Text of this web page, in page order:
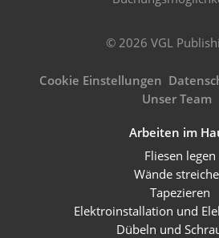
© 2026 VGL
Cookie Einstellungen
Unser Team
Arbeiten im
Fliesen legen
Wände
Tapezieren
Elektroinstallation und
Dübeln und